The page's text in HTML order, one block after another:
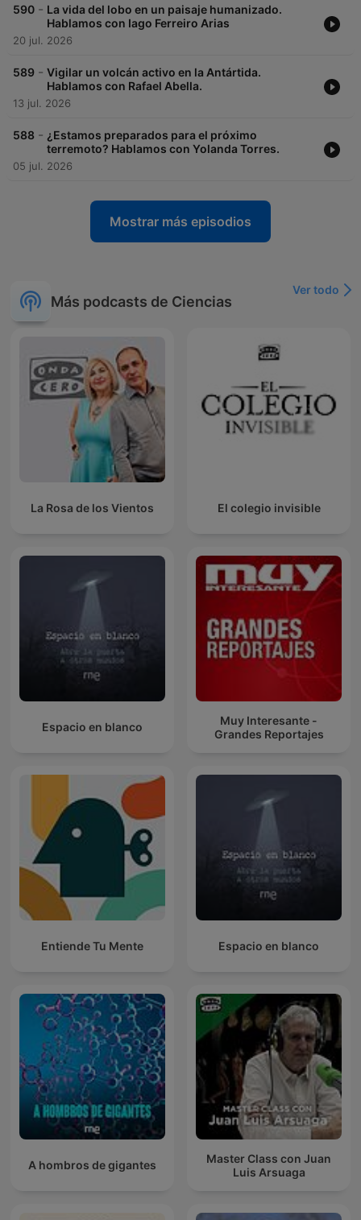
590 - La vida del lobo en un paisaje humanizado.
Hablamos con Iago Ferreiro Arias
20 jul. 2026
589 - Vigilar un volcán activo en la Antártida.
Hablamos con Rafael Abella.
13 jul. 2026
588 - ¿Estamos preparados para el próximo
terremoto? Hablamos con Yolanda Torres.
05 jul. 2026
Mostrar más episodios
Más podcasts de Ciencias
Ver todo
La Rosa de los Vientos El colegio invisible
Espacio en blanco
Muy Interesante -
Grandes Reportajes
Entiende Tu Mente Espacio en blanco
A hombros de gigantes
Master Class con Juan
Luis Arsuaga